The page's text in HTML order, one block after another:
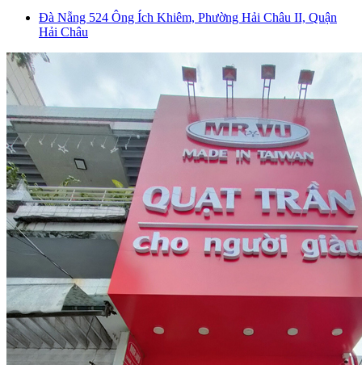
Đà Nẵng 524 Ông Ích Khiêm, Phường Hải Châu II, Quận
Hải Châu